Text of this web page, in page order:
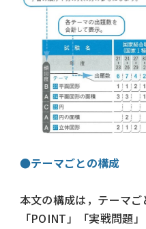
●テーマごとの構成
本文の構成は，テーマご
「POINT」「実戦問題